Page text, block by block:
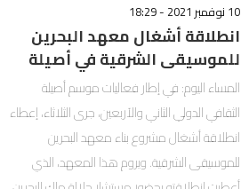
10 نوفمبر 2021 - 18:29
انطلاقة أشغال معهد البحرين
للموسيقى الشرقية في أصيلة
المساء اليوم: في إطار فعاليات موسم أصيلة
الثقافي الدولي الثاني والأربعين، جرى الثلاثاء، إعطاء
انطلاقة أشغال مشروع بناء معهد البحرين
للموسيقى الشرقية. ويروم هذا المعهد، الذي